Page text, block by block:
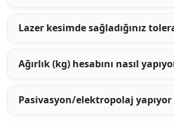
Lazer kesimde sağladığınız
Ağırlık (kg) hesabını nasıl
Pasivasyon/elektropolaj